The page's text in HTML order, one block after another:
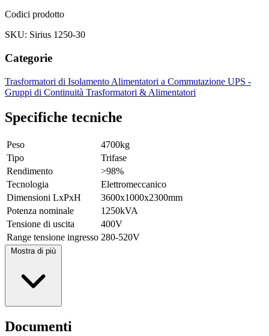
Codici prodotto
SKU: Sirius 1250-30
Categorie
Trasformatori di Isolamento Alimentatori a Commutazione UPS -
Gruppi di Continuità Trasformatori & Alimentatori
Specifiche tecniche
Peso
4700kg
Tipo
Trifase
Rendimento
>98%
Tecnologia
Elettromeccanico
Dimensioni LxPxH
3600x1000x2300mm
Potenza nominale
1250kVA
Tensione di uscita
400V
Range tensione ingresso 280-520V
Mostra di più
Documenti